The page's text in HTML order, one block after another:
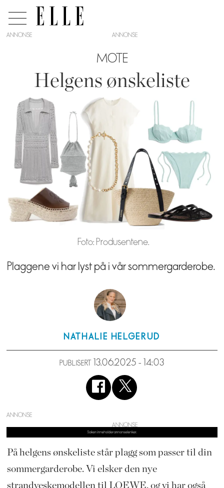
ANNONSE
MOTE
Helgens ønskeliste
Foto: Produsentene.
Plaggene vi har lyst på i vår sommergarderobe.
NATHALIE HELGERUD
PUBLISERT 13.06.2025 - 14:03
ANNONSE
På helgens ønskeliste står plagg som passer til din
sommergarderobe. Vi elsker den nye
strandveskemodellen til LOEWE, og vi har også